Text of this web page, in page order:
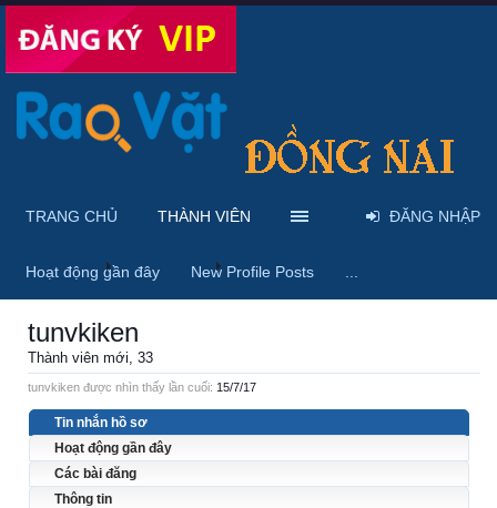
Trang chủ Thành viên tunvkiken
tunvkiken
Thành viên mới, 33
tunvkiken được nhìn thấy lần cuối: 15/7/17
Tin nhắn hồ sơ
Hoạt động gần đây
Các bài đăng
Thông tin
TRANG CHỦ THÀNH VIÊN
Hoạt động gần đây New Profile Posts
ĐĂNG NHẬP